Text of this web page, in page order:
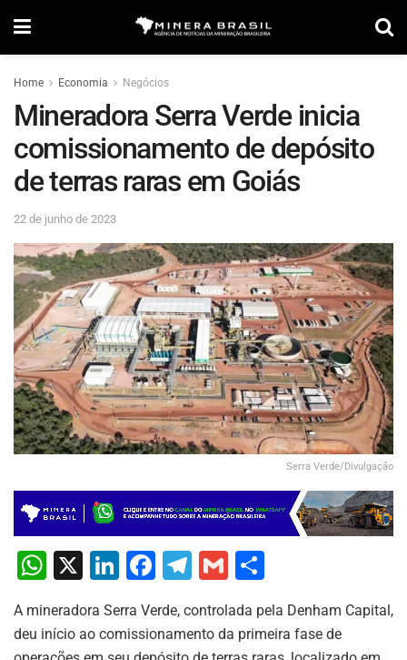
Home Economia Negócios
Mineradora Serra Verde inicia
comissionamento de depósito
de terras raras em Goiás
22 de junho de 2023
Serra Verde/Divulgação
W
at
s
X
Li
k
e
F
c
e
T
e
gr
G
ai
l
ar
e
A mineradora Serra Verde, controlada pela Denham Capital,
deu início ao comissionamento da primeira fase de